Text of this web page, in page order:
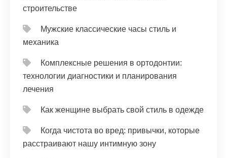
строительстве
Мужские классические часы стиль и
механика
Комплексные решения в ортодонтии:
технологии диагностики и планирования
лечения
Как женщине выбрать свой стиль в одежде
Когда чистота во вред: привычки, которые
расстраивают нашу интимную зону